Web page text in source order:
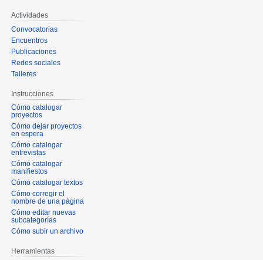
Actividades
Convocatorias
Encuentros
Publicaciones
Redes sociales
Talleres
Instrucciones
Cómo catalogar
proyectos
Cómo dejar proyectos
en espera
Cómo catalogar
entrevistas
Cómo catalogar
manifiestos
Cómo catalogar textos
Cómo corregir el
nombre de una página
Cómo editar nuevas
subcategorías
Cómo subir un archivo
Herramientas